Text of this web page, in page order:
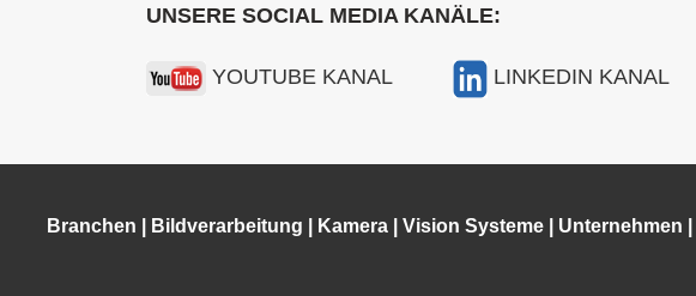
UNSERE SOCIAL MEDIA KANÄLE:
YOUTUBE KANAL LINKEDIN KANAL
Branchen Bildverarbeitung Kamera| Vision Systeme| Unternehmen